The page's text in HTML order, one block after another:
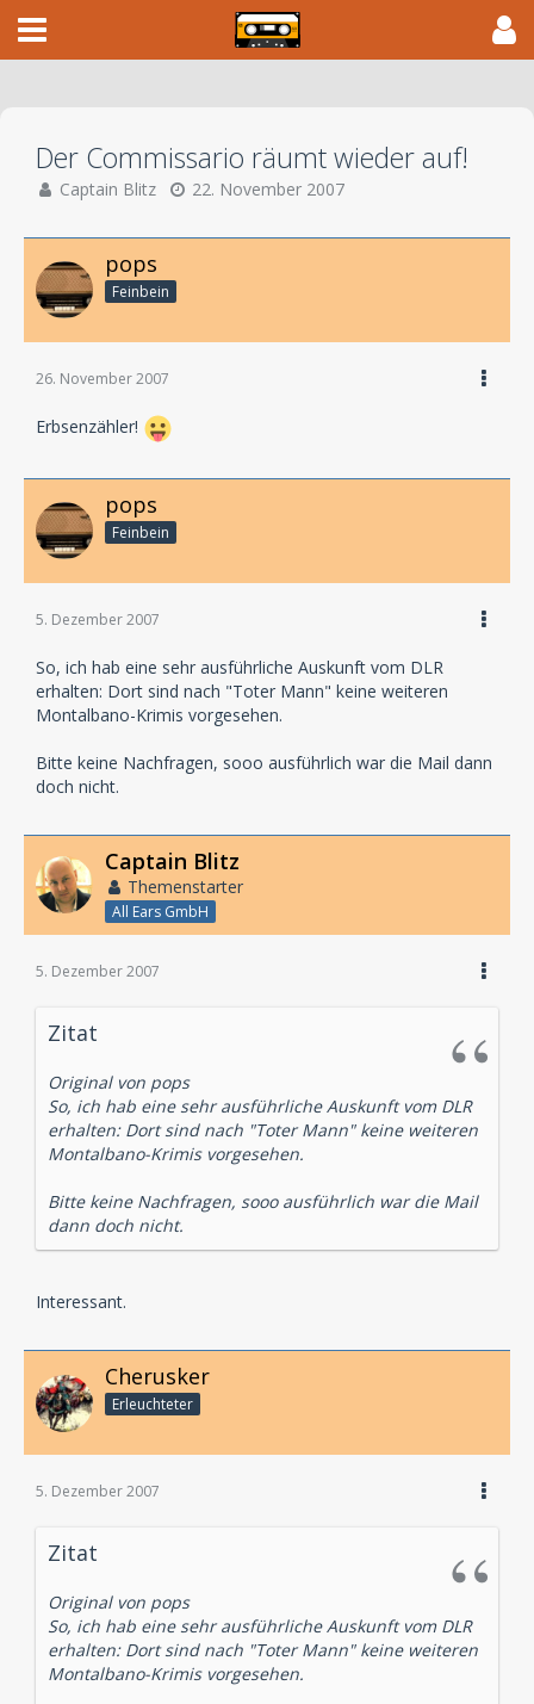
Der Commissario räumt wieder auf!
Captain Blitz 22. November 2007
pops
Feinbein
26. November 2007
Erbsenzähler!
pops
Feinbein
5. Dezember 2007
So, ich hab eine sehr ausführliche Auskunft vom DLR
erhalten: Dort sind nach "Toter Mann" keine weiteren
Montalbano-Krimis vorgesehen.
Bitte keine Nachfragen, sooo ausführlich war die Mail dann
doch nicht.
Captain Blitz
Themenstarter
All Ears GmbH
5. Dezember 2007
Zitat
Original von pops
So, ich hab eine sehr ausführliche Auskunft vom DLR
erhalten: Dort sind nach "Toter Mann" keine weiteren
Montalbano-Krimis vorgesehen.
Bitte keine Nachfragen, sooo ausführlich war die Mail
dann doch nicht.
Interessant.
Cherusker
Erleuchteter
5. Dezember 2007
Zitat
Original von pops
So, ich hab eine sehr ausführliche Auskunft vom DLR
erhalten: Dort sind nach "Toter Mann" keine weiteren
Montalbano-Krimis vorgesehen.